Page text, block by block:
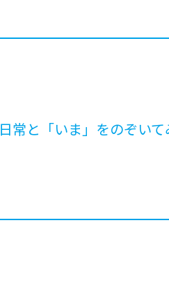
常と「いま」をのぞい